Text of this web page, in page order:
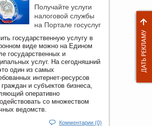
Получайте услуги
налоговой службы
на Портале госyслуг
государственную услугу в
виде можно на Едином
государственных и
услуг. На сегодняшний
один из самых
интернет-ресурсов
и субъектов бизнеса,
оперативно
со множеством
ведомств.
Комментарии (0)